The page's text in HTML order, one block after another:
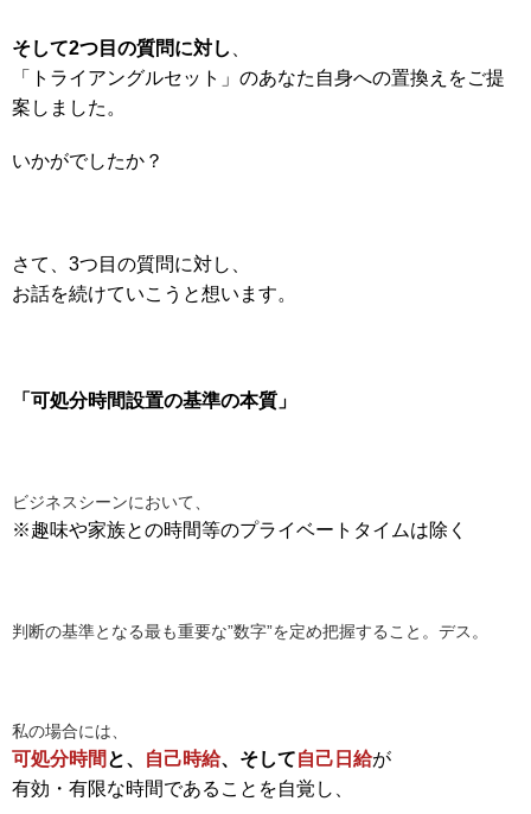
そして2つ目の質問に対し
「トライアングルセット」のあなた自身への置換えをご提
案しました。
いかがでしたか？
さて、3つ目の質問に対し、
お話を続けていこうと想います。
「可処分時間設置の基準の本質」
ビジネスシーンにおいて、
※趣味や家族との時間等のプライベートタイムは除く
判断の基準となる最も重要な”数字”を定め把握すること。デス。
私の場合には、
可処分時間 と、 自己時給、そして自己日給が
有効・有限な時間であることを自覚し、